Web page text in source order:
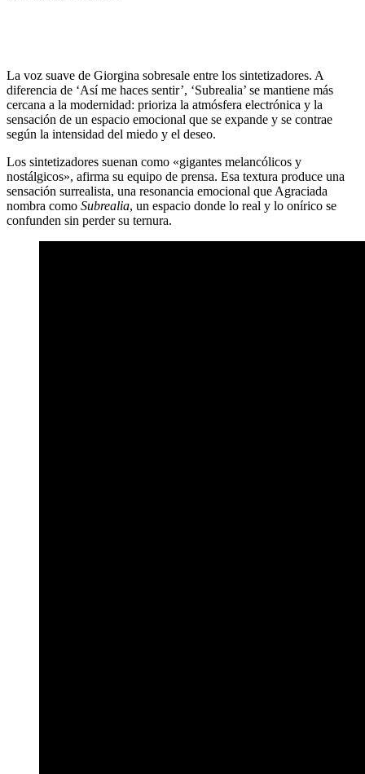
La voz suave de Giorgina sobresale entre los sintetizadores. A
diferencia de ‘Así me haces sentir’, ‘Subrealia’ se mantiene más
cercana a la modernidad: prioriza la atmósfera electrónica y la
sensación de un espacio emocional que se expande y se contrae
según la intensidad del miedo y el deseo.
Los sintetizadores suenan como «gigantes melancólicos y
nostálgicos», afirma su equipo de prensa. Esa textura produce una
sensación surrealista, una resonancia emocional que Agraciada
nombra como Subrealia, un espacio donde lo real y lo onírico se
confunden sin perder su ternura.